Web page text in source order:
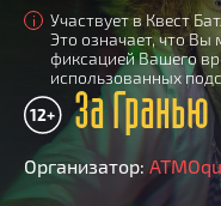
РЕЙТИНГ КОМАНД
Итоговый рейтинг
По количеству очков
По качеству игры
Список команд
ПОИСК КОМАНДЫ
КВЕСТ БАТЛ
О Квест Батле
Cashback
КВЕСТ В ПОДАРОК
i
Участвует в Квест
Это означает, что Вы
фиксацией Вашего
использованных
За Гранью
12+
Организатор: